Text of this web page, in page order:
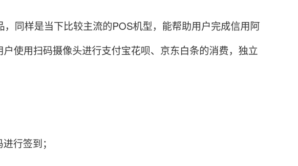
同样是当下比较主流的POS机型，能帮助用户完成信用阿
使用扫码摄像头进行支付宝花呗、京东白条的消费，独立
行签到；